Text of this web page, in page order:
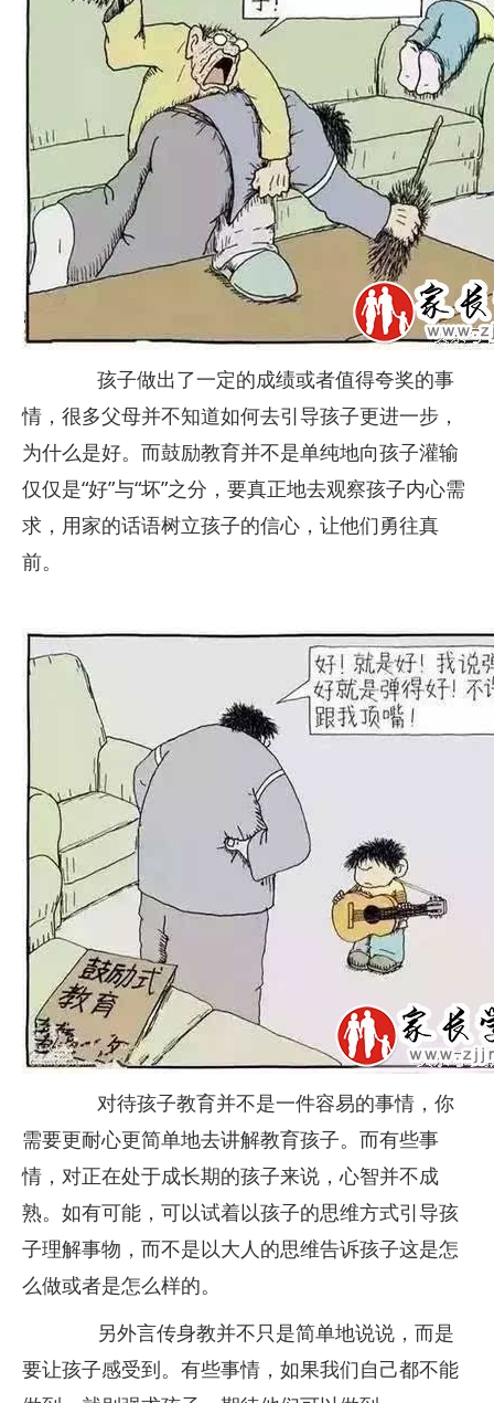
孩子做出了一定的成绩或者值得夸奖的事
情，很多父母并不知道如何去引导孩子更进一步，
为什么是好。而鼓励教育并不是单纯地向孩子灌输
仅仅是“好”与“坏”之分，要真正地去观察孩子内心需
求，用家的话语树立孩子的信心，让他们勇往真
前。
对待孩子教育并不是一件容易的事情，你
需要更耐心更简单地去讲解教育孩子。而有些事
情，对正在处于成长期的孩子来说，心智并不成
熟。如有可能，可以试着以孩子的思维方式引导孩
子理解事物，而不是以大人的思维告诉孩子这是怎
么做或者是怎么样的。
另外言传身教并不只是简单地说说，而是
要让孩子感受到。有些事情，如果我们自己都不能